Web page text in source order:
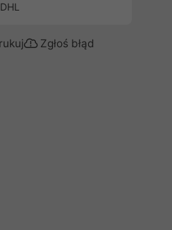
Zgłoś błąd